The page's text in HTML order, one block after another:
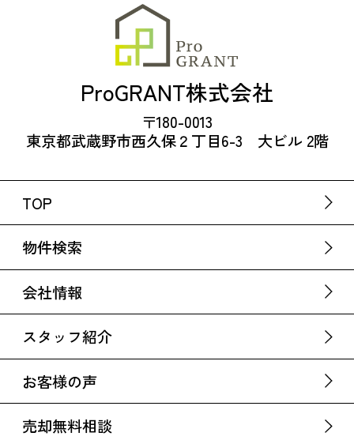
ProGRANT株式会社
〒180-0013
東京都武蔵野市西久保２丁目6-3 大ビル 2階
TOP
物件検索
会社情報
スタッフ紹介
お客様の声
売却無料相談